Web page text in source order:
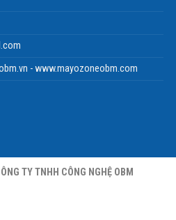
suất mạnh mẽ, giúptiệt trùng –
tự phân hủy thành oxy,
không để
- www.mayozoneobm.com
TY TNHH CÔNG NGHỆ OBM